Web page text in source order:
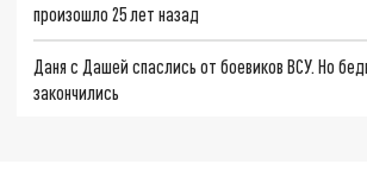
произошло 25 лет назад
Даня с Дашей спаслись от боевиков ВСУ. Но
закончились